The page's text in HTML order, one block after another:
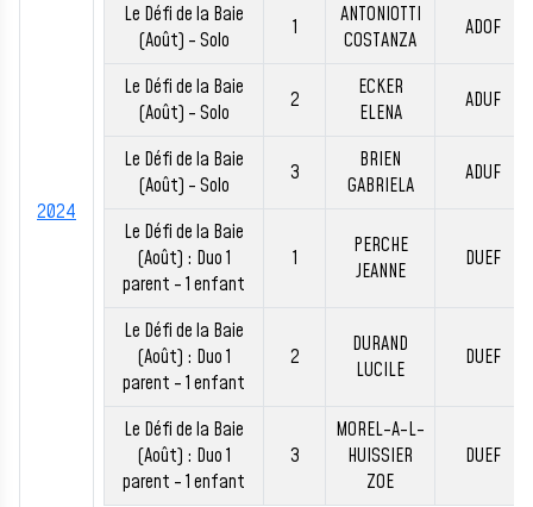
2024
Le Défi de la Baie
(Août) - Solo
1
ANTONIOTTI
COSTANZA
ADOF
Le Défi de la Baie
(Août) - Solo
2
ECKER
ELENA
ADUF
Le Défi de la Baie
(Août) - Solo
3
BRIEN
GABRIELA
ADUF
Le Défi de la Baie
(Août) : Duo 1
parent - 1 enfant
1
PERCHE
JEANNE
DUEF
Le Défi de la Baie
(Août) : Duo 1
parent - 1 enfant
2
DURAND
LUCILE
DUEF
Le Défi de la Baie
(Août) : Duo 1
parent - 1 enfant
3
MOREL-A-L-
HUISSIER
ZOE
DUEF